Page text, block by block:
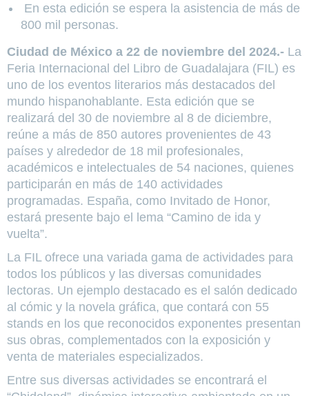
En esta edición se espera la asistencia de más de
800 mil personas.
Ciudad de México a 22 de noviembre del 2024.- La
Feria Internacional del Libro de Guadalajara (FIL) es
uno de los eventos literarios más destacados del
mundo hispanohablante. Esta edición que se
realizará del 30 de noviembre al 8 de diciembre,
reúne a más de 850 autores provenientes de 43
países y alrededor de 18 mil profesionales,
académicos e intelectuales de 54 naciones, quienes
participarán en más de 140 actividades
programadas. España, como Invitado de Honor,
estará presente bajo el lema “Camino de ida y
vuelta”.
La FIL ofrece una variada gama de actividades para
todos los públicos y las diversas comunidades
lectoras. Un ejemplo destacado es el salón dedicado
al cómic y la novela gráfica, que contará con 55
stands en los que reconocidos exponentes presentan
sus obras, complementados con la exposición y
venta de materiales especializados.
Entre sus diversas actividades se encontrará el